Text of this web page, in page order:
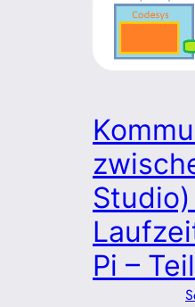
Pi –